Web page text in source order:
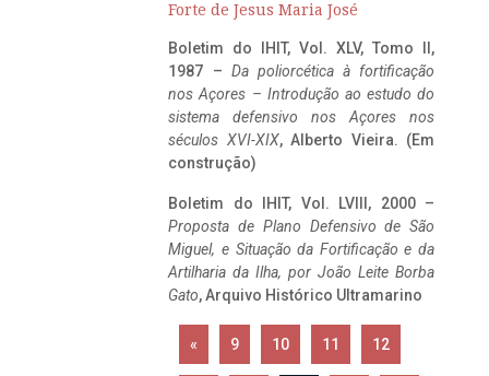
Forte de Jesus Maria José
Boletim do IHIT, Vol. XLV, Tomo II,
1987 – Da poliorcética à fortificação
nos Açores – Introdução ao estudo do
sistema defensivo nos Açores nos
séculos XVI-XIX, Alberto Vieira. (Em
construção)
Boletim do IHIT, Vol. LVIII, 2000 –
Proposta de Plano Defensivo de São
Miguel, e Situação da Fortificação e da
Artilharia da Ilha, por João Leite Borba
Gato, Arquivo Histórico Ultramarino
« 9 10 11 12